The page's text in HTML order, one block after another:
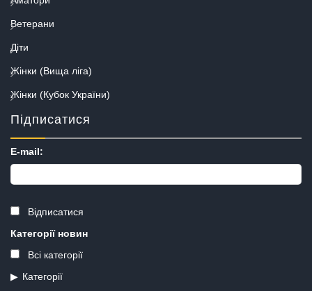
Ветерани
Діти
Жінки (Вища ліга)
Жінки (Кубок України)
Підписатися
E-mail:
Відписатися
Категорії новин
Всі категорії
Категорії